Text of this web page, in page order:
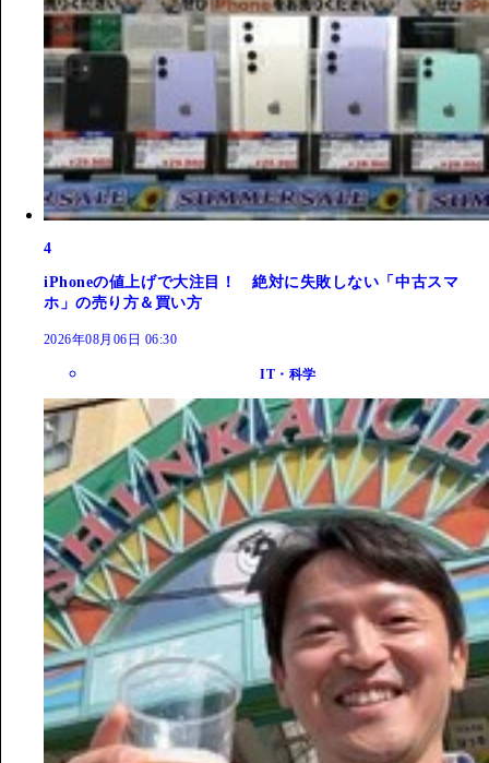
4
iPhoneの値上げで大注目！ 絶対に失敗しない「中古スマ
ホ」の売り方＆買い方
2026年08月06日 06:30
IT・科学